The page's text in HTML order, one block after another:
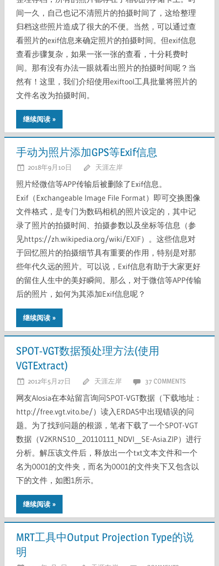
间一久，自己也记不清照片的拍摄时间了，这给整理
归档这些照片造成了很大的不便。当然，可以通过查
看照片的exif信息来确定照片的拍摄时间。但exif信息
查看步骤复杂，如果一张一张的查看，十分耗费时
间。那有没有办法一眼就看出照片的拍摄时间呢？当
然有！这里，我们介绍使用exiftool工具批量将照片的
文件名改为拍摄时间。
继续阅读
手动为照片添加GPS等Exif信息
2018年9月10日 天涯左岸
照片经微信等APP传输后被删除了Exif信息。
Exif（Exchangeable Image File Format）即可交换图像
文件格式，是专门为数码相机的照片设定的，其中记
录了照片的拍摄时间、拍摄参数以及坐标等信息（参
见https://zh.wikipedia.org/wiki/EXIF）。这些信息对
于回忆照片的拍摄细节具有重要的作用，特别是对那
些年代久远的照片。可以说，Exif信息有助于大家更好
的留住人生中的美好瞬间。那么，对于微信等APP传输
后的照片，如何为其添加Exif信息呢？
继续阅读
SPOT-VGT数据预处理方法(使用
VGTExtract)
2012年5月27日 天涯左岸 37 COMMENTS
网友Alosia在本站留言询问SPOT-VGT数据（下载地址：
http://free.vgt.vito.be/）读入ERDAS中出现错误的问
题。为了找到问题的根源，笔者下载了一个SPOT-VGT
数据（V2KRNS10__20110111_NDVI__SE-Asia.ZIP）进行
分析。解压该文件后，释放出一个txt文本文件和一个
名为0001的文件夹，而名为0001的文件夹下又包含以
下的文件，如图1所示。
继续阅读
MRT工具中Output Projection Type的说
明